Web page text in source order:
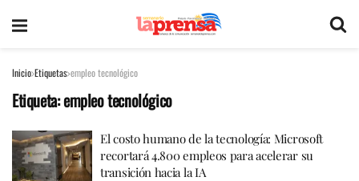
Inicio Etiquetas empleo tecnológico
Etiqueta:empleo tecnológico
El costo humano de la tecnología: Microsoft
recortará 4.800 empleos para acelerar su
transición hacia la IA